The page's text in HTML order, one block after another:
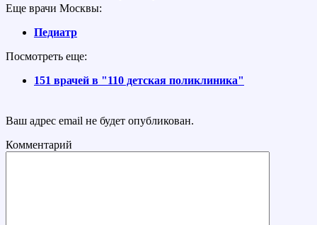
Еще врачи Москвы:
Педиатр
Посмотреть еще:
151 врачей в "110 детская поликлиника"
Ваш адрес email не будет опубликован.
Комментарий